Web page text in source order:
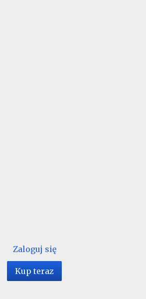
Zaloguj się
Kup teraz